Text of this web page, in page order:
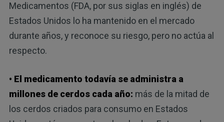
Medicamentos (FDA, por sus siglas en inglés) de
Estados Unidos lo ha mantenido en el mercado
durante años, y reconoce su riesgo, pero no actúa al
respecto.
• El medicamento todavía se administra a
millones de cerdos cada año: más de la mitad de
los cerdos criados para consumo en Estados